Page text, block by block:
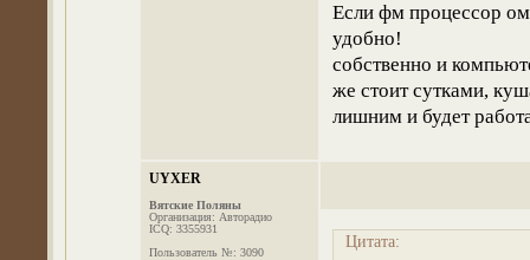
Если фм процессор
удобно!
собственно и
же стоит сутками,
лишним и будет
UYXER
Вятские Поляны
Организация: Авторадио
ICQ: 3355931
Пользователь №: 3090
Цитата: